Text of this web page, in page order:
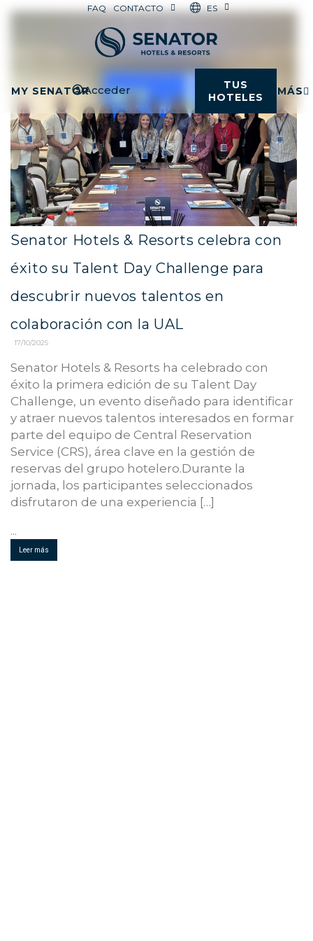
FAQ CONTACTO ES
MY SENATORAcceder
TUS
HOTELES
MÁS
Senator Hotels & Resorts celebra con
éxito su Talent Day Challenge para
descubrir nuevos talentos en
colaboración con la UAL
17/10/2025
Senator Hotels & Resorts ha celebrado con
éxito la primera edición de su Talent Day
Challenge, un evento diseñado para identificar
y atraer nuevos talentos interesados en formar
parte del equipo de Central Reservation
Service (CRS), área clave en la gestión de
reservas del grupo hotelero.Durante la
jornada, los participantes seleccionados
disfrutaron de una experiencia […]
...
Leer más